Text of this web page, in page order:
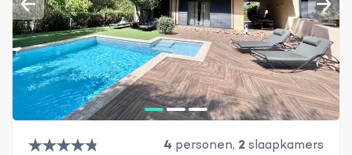
4 personen, 2slaapkamers